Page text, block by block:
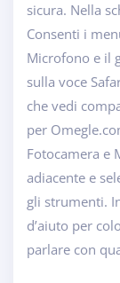
sicura. Nella
Consenti i
Microfono e il
sulla voce
che vedi
per
Fotocamera e
adiacente e
gli strumenti.
d’aiuto per
parlare con